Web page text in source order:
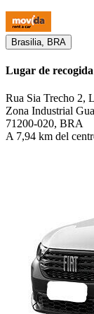
Brasilia, BRA
Lugar de recogida
Rua Sia Trecho 2,
Zona Industrial
71200-020, BRA
A 7,94 km del